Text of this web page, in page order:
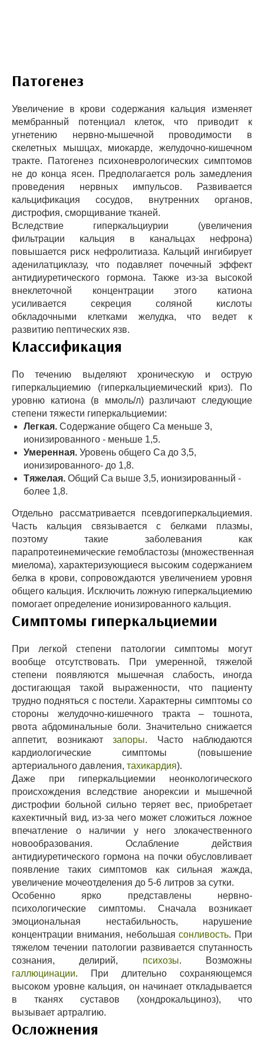
Патогенез
Увеличение в крови содержания кальция изменяет
мембранный потенциал клеток, что приводит к
угнетению нервно-мышечной проводимости в
скелетных мышцах, миокарде, желудочно-кишечном
тракте. Патогенез психоневрологических симптомов
не до конца ясен. Предполагается роль замедления
проведения нервных импульсов. Развивается
кальцификация сосудов, внутренних органов,
дистрофия, сморщивание тканей.
Вследствие гиперкальциурии (увеличения
фильтрации кальция в канальцах нефрона)
повышается риск нефролитиаза. Кальций ингибирует
аденилатциклазу, что подавляет почечный эффект
антидиуретического гормона. Также из-за высокой
внеклеточной концентрации этого катиона
усиливается секреция соляной кислоты
обкладочными клетками желудка, что ведет к
развитию пептических язв.
Классификация
По течению выделяют хроническую и острую
гиперкальциемию (гиперкальциемический криз). По
уровню катиона (в ммоль/л) различают следующие
степени тяжести гиперкальциемии:
Легкая. Содержание общего Ca меньше 3,
ионизированного - меньше 1,5.
Умеренная. Уровень общего Ca до 3,5,
ионизированного- до 1,8.
Тяжелая. Общий Ca выше 3,5, ионизированный -
более 1,8.
Отдельно рассматривается псевдогиперкальциемия.
Часть кальция связывается с белками плазмы,
поэтому такие заболевания как
парапротеинемические гемобластозы (множественная
миелома), характеризующиеся высоким содержанием
белка в крови, сопровождаются увеличением уровня
общего кальция. Исключить ложную гиперкальциемию
помогает определение ионизированного кальция.
Симптомы гиперкальциемии
При легкой степени патологии симптомы могут
вообще отсутствовать. При умеренной, тяжелой
степени появляются мышечная слабость, иногда
достигающая такой выраженности, что пациенту
трудно подняться с постели. Характерны симптомы со
стороны желудочно-кишечного тракта – тошнота,
рвота абдоминальные боли. Значительно снижается
аппетит, возникают запоры. Часто наблюдаются
кардиологические симптомы (повышение
артериального давления, тахикардия).
Даже при гиперкальциемии неонкологического
происхождения вследствие анорексии и мышечной
дистрофии больной сильно теряет вес, приобретает
кахектичный вид, из-за чего может сложиться ложное
впечатление о наличии у него злокачественного
новообразования. Ослабление действия
антидиуретического гормона на почки обусловливает
появление таких симптомов как сильная жажда,
увеличение мочеотделения до 5-6 литров за сутки.
Особенно ярко представлены нервно-
психологические симптомы. Сначала возникает
эмоциональная нестабильность, нарушение
концентрации внимания, небольшаясонливость. При
тяжелом течении патологии развивается спутанность
сознания, делирий, психозы. Возможны
галлюцинации. При длительно сохраняющемся
высоком уровне кальция, он начинает откладывается
в тканях суставов (хондрокальциноз), что
вызывает артралгию.
Осложнения